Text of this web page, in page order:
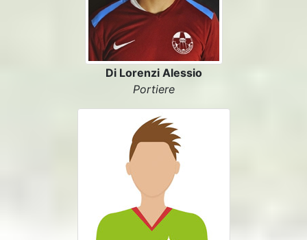
Di Lorenzi Alessio
Portiere